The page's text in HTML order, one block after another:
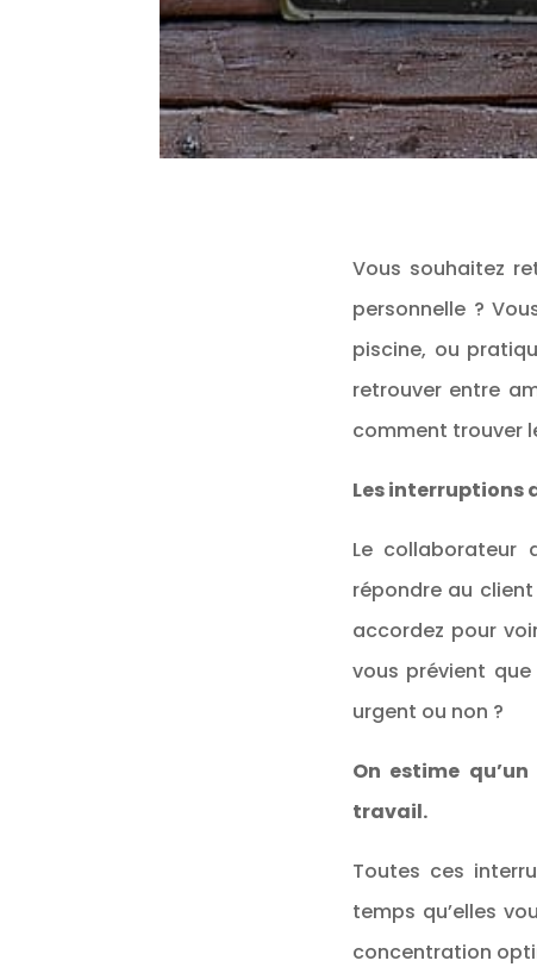
Vous souhaitez
personnelle ?
piscine, ou
retrouver entre
comment trouver
Les interruptions
Le collaborateur
répondre au
accordez pour
vous prévient
urgent ou non ?
On estime
travail.
Toutes ces
temps qu’elles
concentration